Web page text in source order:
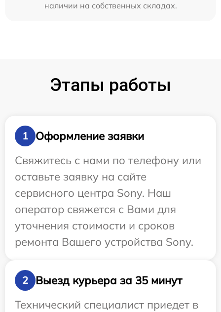
наличии на собственных складах.
Этапы работы
1
Оформление заявки
Свяжитесь с нами по телефону или
оставьте заявку на сайте
сервисного центра Sony. Наш
оператор свяжется с Вами для
уточнения стоимости и сроков
ремонта Вашего устройства Sony.
2
Выезд курьера за 35 минут
Технический специалист приедет в